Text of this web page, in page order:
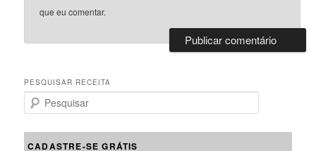
que eu comentar.
PESQUISAR RECEITA
e
CADASTRE-SE GRÁTIS